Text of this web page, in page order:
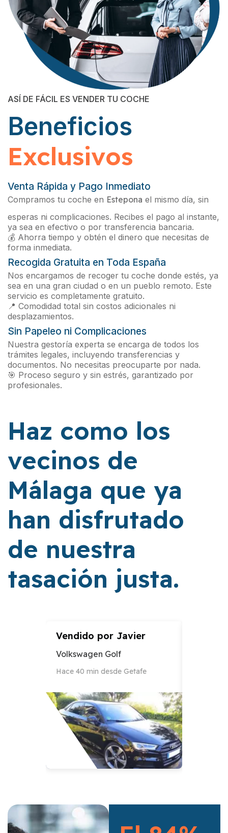
ASÍ DE FÁCIL ES VENDER TU COCHE
Beneficios
Exclusivos
Venta Rápida y Pago Inmediato
Compramos tu coche en Estepona el mismo día, sin
esperas ni complicaciones. Recibes el pago al instante,
ya sea en efectivo o por transferencia bancaria.
💰 Ahorra tiempo y obtén el dinero que necesitas de
forma inmediata.
Recogida Gratuita en Toda España
Nos encargamos de recoger tu coche donde estés, ya
sea en una gran ciudad o en un pueblo remoto. Este
servicio es completamente gratuito.
📍 Comodidad total sin costos adicionales ni
desplazamientos.
Sin Papeleo ni Complicaciones
Nuestra gestoría experta se encarga de todos los
trámites legales, incluyendo transferencias y
documentos. No necesitas preocuparte por nada.
🎯 Proceso seguro y sin estrés, garantizado por
profesionales.
Haz como los
vecinos de
Málaga que ya
han disfrutado
de nuestra
tasación justa.
Vendido por Javier
Volkswagen Golf
Hace 40 min desde Getafe